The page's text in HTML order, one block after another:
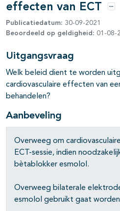
open- en dichtklappen
open- en dichtklappen
effecten van ECT
Publicatiedatum: 30-09-2021
Beoordeeld op geldigheid: 01-08-
Uitgangsvraag
Welk beleid dient te worden
cardiovasculaire effecten van
behandelen?
Aanbeveling
Overweeg om
ECT-sessie, indien
bètablokker esmolol.
Overweeg bilaterale
esmolol gebruikt gaat worden